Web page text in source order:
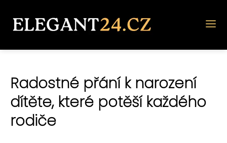
Radostné přání k narození
dítěte, které potěší každého
rodiče